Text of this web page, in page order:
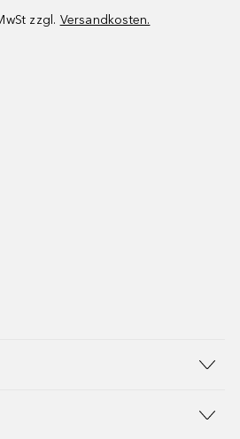
zzgl. Versandkosten.